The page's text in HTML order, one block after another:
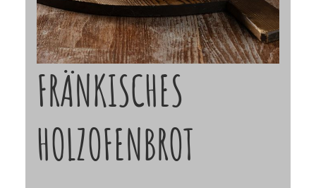
FRÄNKISCHES
HOLZOFENBROT